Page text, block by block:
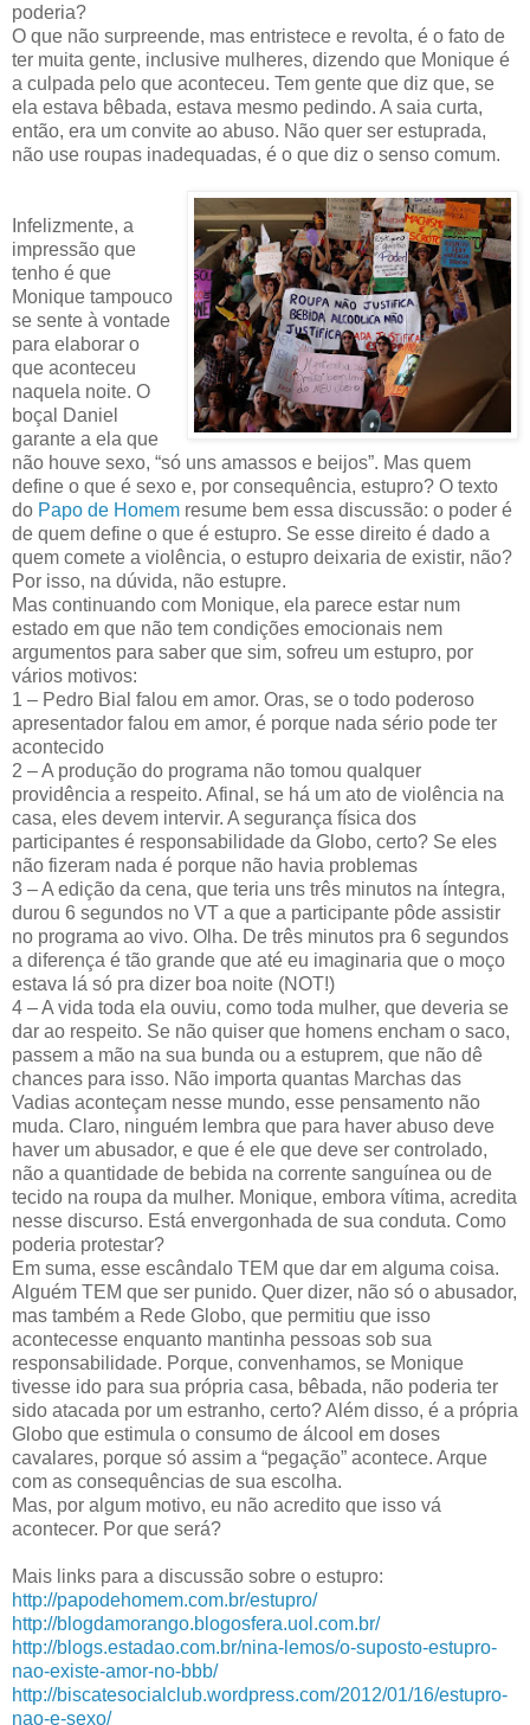
poderia?
O que não surpreende, mas entristece e revolta, é o fato de
ter muita gente, inclusive mulheres, dizendo que Monique é
a culpada pelo que aconteceu. Tem gente que diz que, se
ela estava bêbada, estava mesmo pedindo. A saia curta,
então, era um convite ao abuso. Não quer ser estuprada,
não use roupas inadequadas, é o que diz o senso comum.
Infelizmente, a
impressão que
tenho é que
Monique tampouco
se sente à vontade
para elaborar o
que aconteceu
naquela noite. O
boçal Daniel
garante a ela que
não houve sexo, “só uns amassos e beijos”. Mas quem
define o que é sexo e, por consequência, estupro? O texto
do Papo de Homem resume bem essa discussão: o poder é
de quem define o que é estupro. Se esse direito é dado a
quem comete a violência, o estupro deixaria de existir, não?
Por isso, na dúvida, não estupre.
Mas continuando com Monique, ela parece estar num
estado em que não tem condições emocionais nem
argumentos para saber que sim, sofreu um estupro, por
vários motivos:
1 – Pedro Bial falou em amor. Oras, se o todo poderoso
apresentador falou em amor, é porque nada sério pode ter
acontecido
2 – A produção do programa não tomou qualquer
providência a respeito. Afinal, se há um ato de violência na
casa, eles devem intervir. A segurança física dos
participantes é responsabilidade da Globo, certo? Se eles
não fizeram nada é porque não havia problemas
3 – A edição da cena, que teria uns três minutos na íntegra,
durou 6 segundos no VT a que a participante pôde assistir
no programa ao vivo. Olha. De três minutos pra 6 segundos
a diferença é tão grande que até eu imaginaria que o moço
estava lá só pra dizer boa noite (NOT!)
4 – A vida toda ela ouviu, como toda mulher, que deveria se
dar ao respeito. Se não quiser que homens encham o saco,
passem a mão na sua bunda ou a estuprem, que não dê
chances para isso. Não importa quantas Marchas das
Vadias aconteçam nesse mundo, esse pensamento não
muda. Claro, ninguém lembra que para haver abuso deve
haver um abusador, e que é ele que deve ser controlado,
não a quantidade de bebida na corrente sanguínea ou de
tecido na roupa da mulher. Monique, embora vítima, acredita
nesse discurso. Está envergonhada de sua conduta. Como
poderia protestar?
Em suma, esse escândalo TEM que dar em alguma coisa.
Alguém TEM que ser punido. Quer dizer, não só o abusador,
mas também a Rede Globo, que permitiu que isso
acontecesse enquanto mantinha pessoas sob sua
responsabilidade. Porque, convenhamos, se Monique
tivesse ido para sua própria casa, bêbada, não poderia ter
sido atacada por um estranho, certo? Além disso, é a própria
Globo que estimula o consumo de álcool em doses
cavalares, porque só assim a “pegação” acontece. Arque
com as consequências de sua escolha.
Mas, por algum motivo, eu não acredito que isso vá
acontecer. Por que será?
Mais links para a discussão sobre o estupro:
http://papodehomem.com.br/estupro/
http://blogdamorango.blogosfera.uol.com.br/
http://blogs.estadao.com.br/nina-lemos/o-suposto-estupro-
nao-existe-amor-no-bbb/
http://biscatesocialclub.wordpress.com/2012/01/16/estupro-
nao-e-sexo/